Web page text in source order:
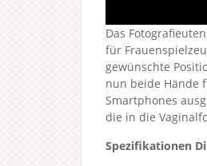
Das
für
gewünschte
nun beide Hände
Smartphones
die in die
Spezifikationen